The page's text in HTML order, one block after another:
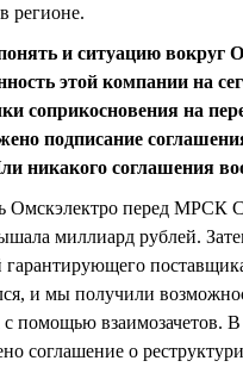
регионе.
и ситуацию вокруг
этой компании на
соприкосновения на
подписание
никакого соглашения
Омскэлектро перед МРСК
миллиард рублей.
и мы получили
с помощью взаимозачетов.
соглашение о